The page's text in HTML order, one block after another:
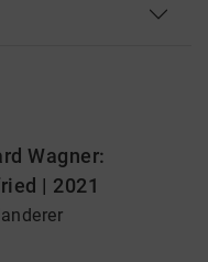
Wagner:
| 2021